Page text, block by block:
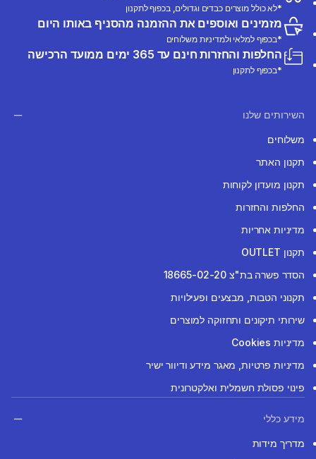
*לא כולל מוצרים כבדים וגדולים, בכפוף לתקנון
מזמינים ואוספים את ההזמנה מהסניף באותו היום
*בכפוף למלאי ולמדיניות משלוחים
החלפות והחזרות חינם עד 365 ימים ממועד הרכישה
*בכפוף לתקנון
השירותים שלנו
משלוחים
תקנון האתר
תקנון מועדון לקוחות
החלפות והחזרות
מדיניות אחריות
תקנון OUTLET
הסדר פשרה בת"צ 18665-02-20
תקנוני הטבות, מבצעים ופעילויות
שירותי תיקונים ותחזוקה למוצרים
מדיניות Cookies
מדיניות פרטיות, מאגר מידע ודיוור ישיר
פינוי פסולת חשמלית ואלקטרונית
מידע כללי
מדריך מידות